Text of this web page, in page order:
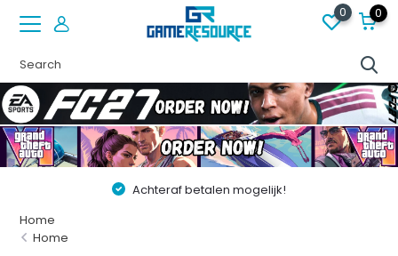
0 0
Achteraf betalen mogelijk!
Home
Home